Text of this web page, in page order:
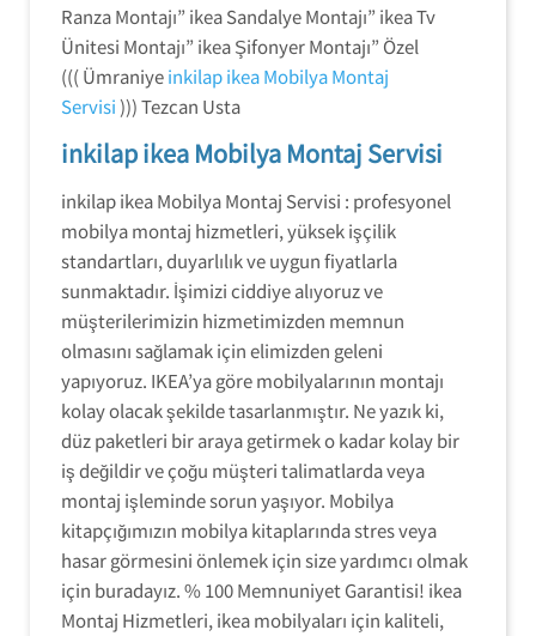
Ranza Montajı” ikea Sandalye Montajı” ikea Tv
Ünitesi Montajı” ikea Şifonyer Montajı” Özel
((( Ümraniyeinkilap ikea Mobilya Montaj
Servisi))) Tezcan Usta
inkilap ikea Mobilya Montaj Servisi
inkilap ikea Mobilya Montaj Servisi : profesyonel
mobilya montaj hizmetleri, yüksek işçilik
standartları, duyarlılık ve uygun fiyatlarla
sunmaktadır. İşimizi ciddiye alıyoruz ve
müşterilerimizin hizmetimizden memnun
olmasını sağlamak için elimizden geleni
yapıyoruz. IKEA’ya göre mobilyalarının montajı
kolay olacak şekilde tasarlanmıştır. Ne yazık ki,
düz paketleri bir araya getirmek o kadar kolay bir
iş değildir ve çoğu müşteri talimatlarda veya
montaj işleminde sorun yaşıyor. Mobilya
kitapçığımızın mobilya kitaplarında stres veya
hasar görmesini önlemek için size yardımcı olmak
için buradayız. % 100 Memnuniyet Garantisi! ikea
Montaj Hizmetleri, ikea mobilyaları için kaliteli,